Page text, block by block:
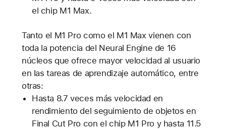
el chip M1 Max.
Tanto el M1 Pro como el M1 Max vienen con
toda la potencia del Neural Engine de 16
núcleos que ofrece mayor velocidad al usuario
en las tareas de aprendizaje automático, entre
otras:
Hasta 8.7 veces más velocidad en
rendimiento del seguimiento de objetos en
Final Cut Pro con el chip M1 Pro y hasta 11.5